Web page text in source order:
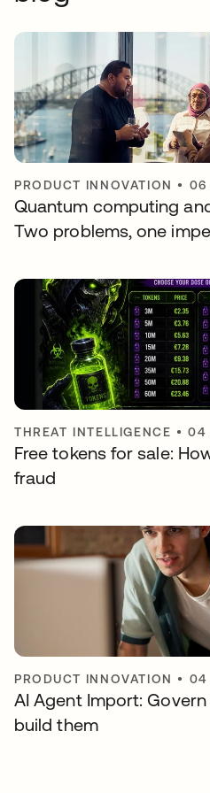
PRODUCT INNOVATION • 06
Quantum computing
Two problems, one
THREAT INTELLIGENCE •04
Free tokens for sale:
fraud
PRODUCT INNOVATION • 04
AI Agent Import:
build them